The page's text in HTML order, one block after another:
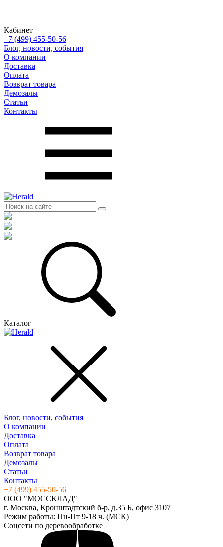
Кабинет
+7 (499) 455-50-56
Блог, новости, события
О компании
Доставка
Оплата
Возврат товара
Демозалы
Статьи
Контакты
Каталог
Блог, новости, события
О компании
Доставка
Оплата
Возврат товара
Демозалы
Статьи
Контакты
+7 (499) 455-50-56
ООО "МОССКЛАД"
г. Москва, Кронштадтский б-р, д.35 Б, офис 3107
Режим работы: Пн-Пт 9-18 ч. (МСК)
Соцсети по деревообработке